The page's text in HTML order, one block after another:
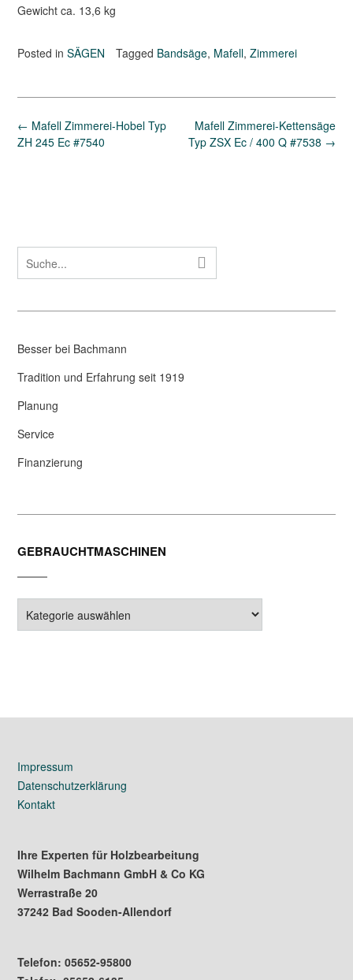
Gewicht ca. 13,6 kg
Posted in SÄGEN Tagged Bandsäge, Mafell, Zimmerei
Post
navigation
Mafell Zimmerei-Kettensäge
Typ ZSX Ec / 400 Q #7538 →
← Mafell Zimmerei-Hobel Typ
ZH 245 Ec #7540
Besser bei Bachmann
Tradition und Erfahrung seit 1919
Planung
Service
Finanzierung
GEBRAUCHTMASCHINEN
Impressum
Datenschutzerklärung
Kontakt
Ihre Experten für Holzbearbeitung
Wilhelm Bachmann GmbH & Co KG
Werrastraße 20
37242 Bad Sooden-Allendorf
Telefon: 05652-95800